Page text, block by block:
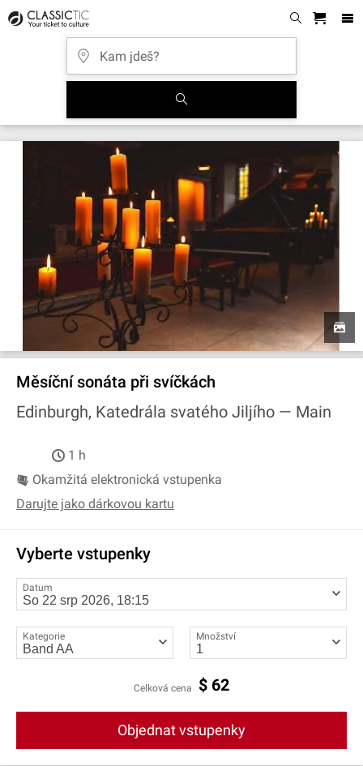
Měsíční sonáta při svíčkách
Edinburgh, Katedrála svatého Jiljího — Main
1 h
Okamžitá elektronická vstupenka
Darujte jako dárkovou kartu
Vyberte vstupenky
Datum
Kategorie Množství
Celková cena $ 62
Objednat vstupenky